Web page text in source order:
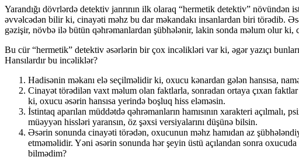
Yarandığı dövrlərdə detektiv janrının ilk olaraq “hermetik detektiv”
əvvəlcədən bilir ki, cinayəti məhz bu dar məkandakı insanlardan biri törədib.
gəzişir, növbə ilə bütün qəhrəmanlardan şübhələnir, lakin sonda məlum olur
Bu cür “hermetik” detektiv əsərlərin bir çox incəlikləri var ki, əgər yazıçı
Hansılardır bu incəliklər?
Hadisənin məkanı elə seçilməlidir ki, oxucu kənardan gələn hansısa,
Cinayət törədilən vaxt məlum olan faktlarla, sonradan ortaya çıxan
ki, oxucu əsərin hansısa yerində boşluq hiss eləməsin.
İstintaq aparılan müddətdə qəhrəmanların hamısının xarakteri
müəyyən hissləri yaransın, öz şəxsi versiyalarını düşünə bilsin.
Əsərin sonunda cinayəti törədən, oxucunun məhz hamıdan az
etməməlidir. Yəni əsərin sonunda hər şeyin üstü açılandan sonra
bilmədim?